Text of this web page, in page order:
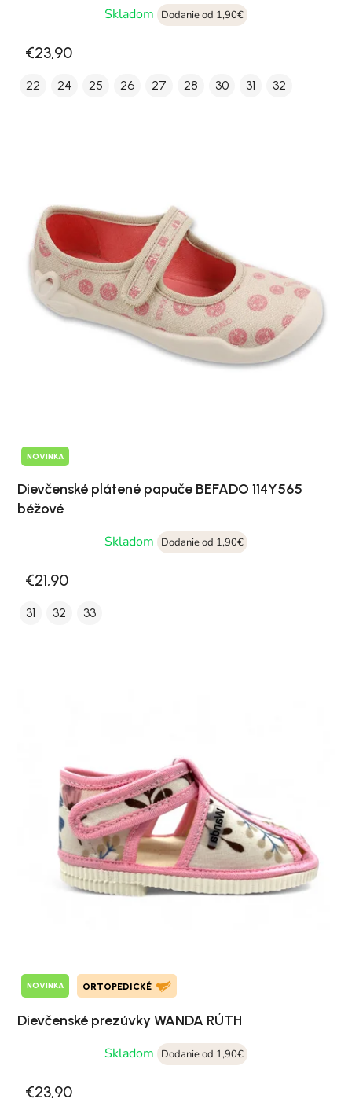
Skladom
Dodanie od 1,90€
€23,90
22 24 25 26 27 28 30 31 32
NOVINKA
Dievčenské plátené papuče BEFADO 114Y565
béžové
Skladom
Dodanie od 1,90€
€21,90
31 32 33
NOVINKA ORTOPEDICKÉ
Dievčenské prezúvky WANDA RÚTH
Skladom
Dodanie od 1,90€
€23,90